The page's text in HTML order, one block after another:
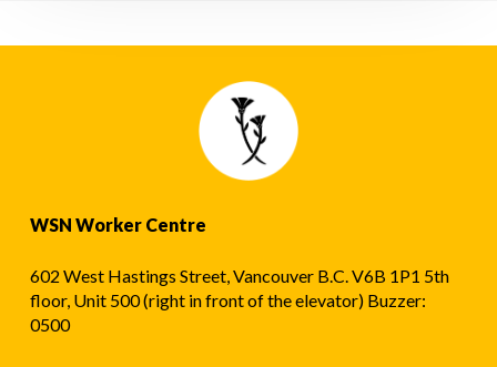
제
WSN Worker Centre
602 West Hastings Street, Vancouver B.C. V6B 1P1 5th
floor, Unit 500 (right in front of the elevator) Buzzer:
0500